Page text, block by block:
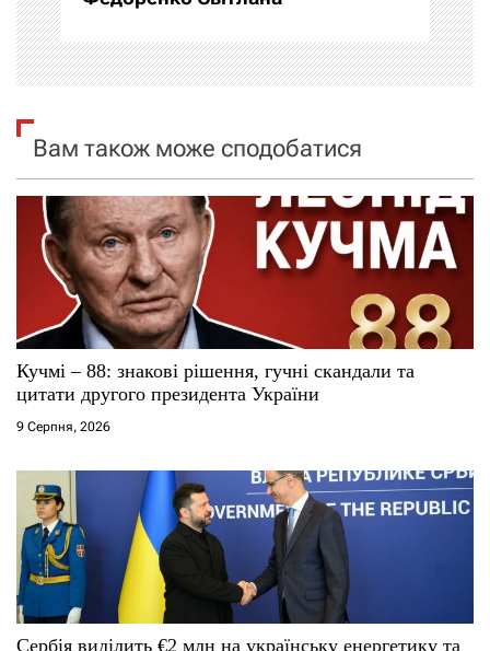
а
ц
і
я
и
с
Вам також може сподобатися
Кучмі – 88: знакові рішення, гучні скандали та
цитати другого президента України
9 Серпня, 2026
Сербія виділить €2 млн на українську енергетику та